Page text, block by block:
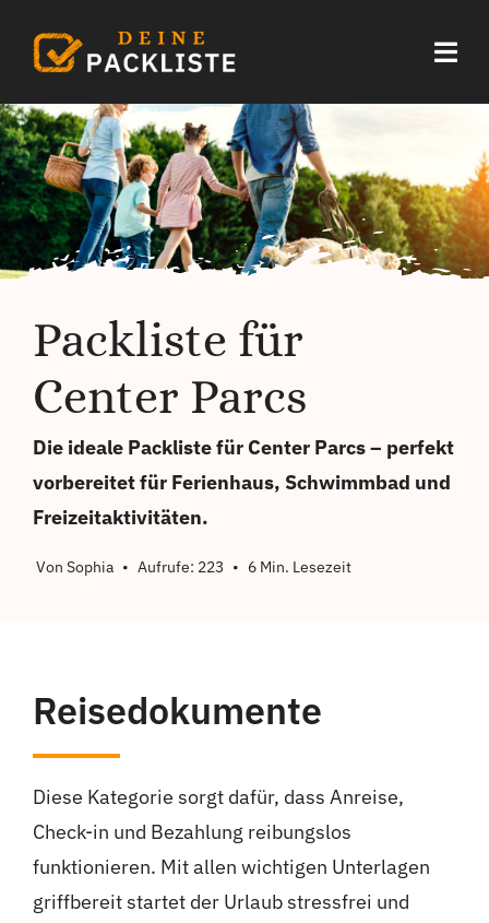
Inhalt
Start
Urlaub
Sommerurlaub
Festival
Packliste für
Center Parcs
Die ideale Packliste für Center Parcs – perfekt
vorbereitet für Ferienhaus, Schwimmbad und
Freizeitaktivitäten.
Von Sophia • Aufrufe: 223 • 6 Min. Lesezeit
Reisedokumente
Diese Kategorie sorgt dafür, dass Anreise,
Check-in und Bezahlung reibungslos
funktionieren. Mit allen wichtigen Unterlagen
griffbereit startet der Urlaub stressfrei und